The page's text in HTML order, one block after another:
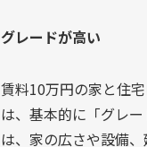
グレードが高い
賃料10万円の家と住
は、基本的に「グレ
は、家の広さや設備